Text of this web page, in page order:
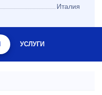
Италия
УСЛУГИ